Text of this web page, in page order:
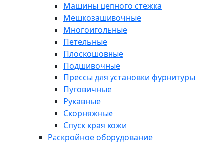
Машины цепного стежка
Мешкозашивочные
Многоигольные
Петельные
Плоскошовные
Подшивочные
Прессы для установки фурнитуры
Пуговичные
Рукавные
Скорняжные
Спуск края кожи
Раскройное оборудование